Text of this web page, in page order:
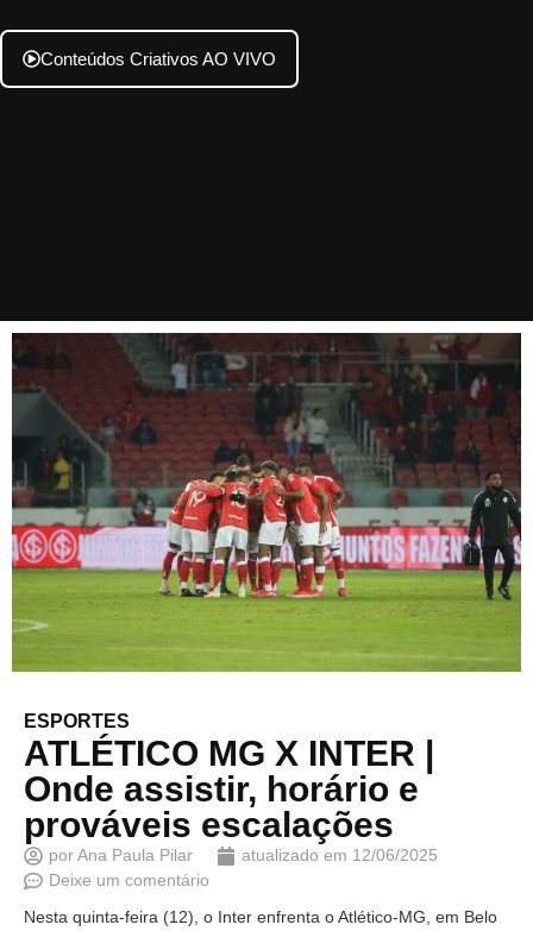
Conteúdos Criativos AO VIVO
ESPORTES
ATLÉTICO MG X INTER |
Onde assistir, horário e
prováveis escalações
porAna Paula Pilar atualizado em 12/06/2025
Deixe um comentário
Nesta quinta-feira (12), o Inter enfrenta o Atlético-MG, em Belo